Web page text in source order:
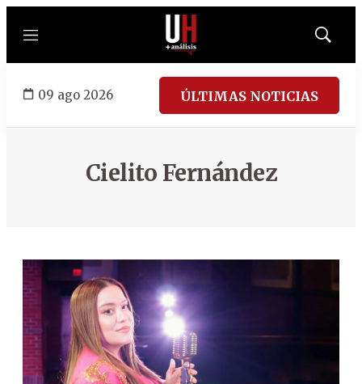
Menú
Mostrar
09 ago 2026 ÚLTIMAS NOTICIAS
Cielito Fernández